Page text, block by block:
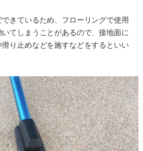
きているため、フローリングで使用
てしまうことがあるので、接地面に
り止めなどを施すなどをするといい